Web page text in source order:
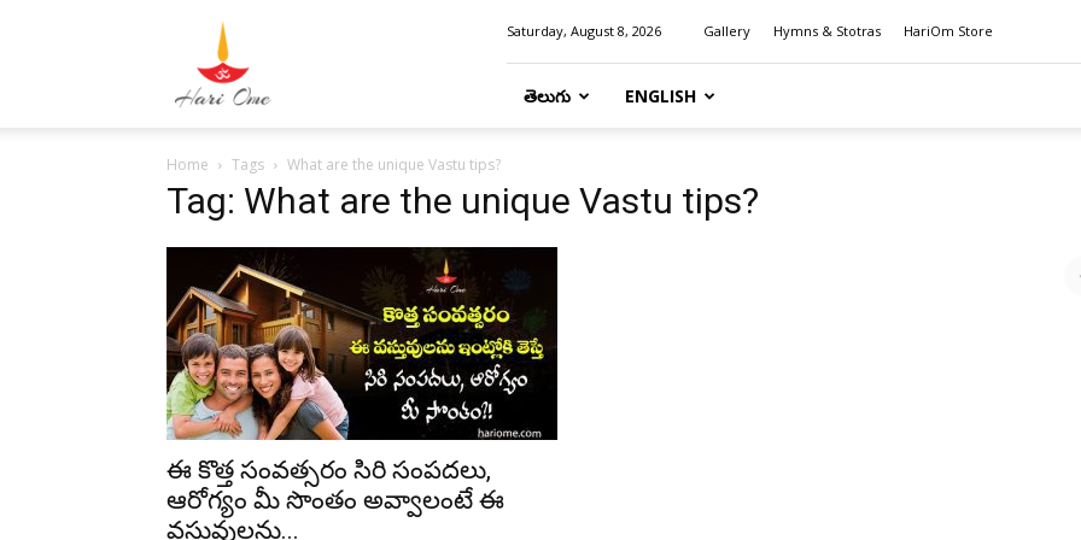
Saturday, August 8, 2026 Gallery Hymns & Stotras HariOm Store
తెలుగు ENGLISH
Home Tags What are the unique Vastu tips?
Tag: What are the unique Vastu tips?
ఈ కొత్త సంవత్సరం సిరి సంపదలు,
ఆరోగ్యం మీ సొంతం అవ్వాలంటే ఈ
వస్తువులను...